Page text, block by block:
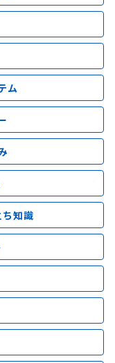
ム
知識